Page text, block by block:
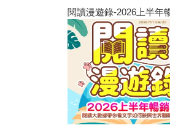
出版救國，耕耘閱讀。
升級，激勵國民無論景
力量，迎向挑戰。 他是
作家風雲人物獲獎理由
是民間的文化部長，只
教領袖，卻活出了宗教
來自無畏的信心、付出
自己」太狂妄會被排擠
閱讀漫遊錄-2026上半年